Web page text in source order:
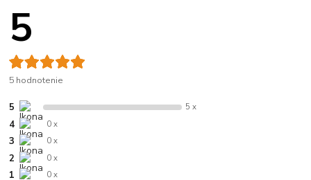
5
5 hodnotenie
5 5 x
4 0 x
3 0 x
2 0 x
1 0 x